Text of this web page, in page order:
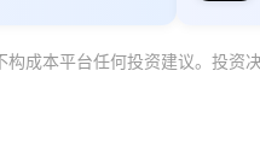
构成本平台任何投资建议。投资